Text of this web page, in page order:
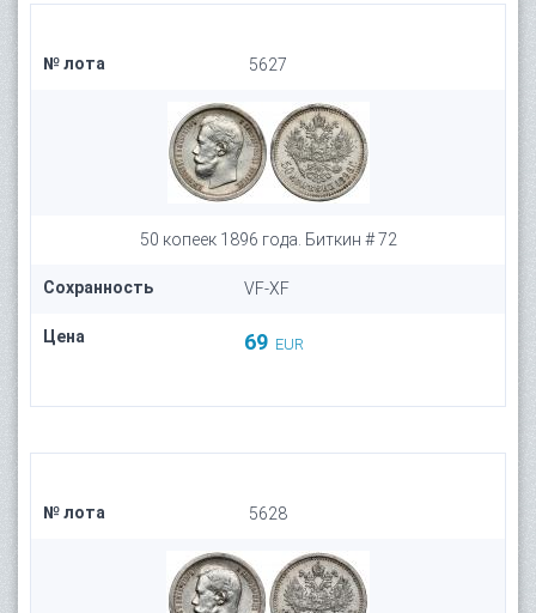
№ лота 5627
50 копеек 1896 года. Биткин # 72
Сохранность VF-XF
Цена 69 EUR
№ лота 5628